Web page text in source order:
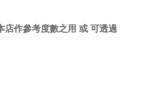
店作參考度數之用 或 可透過